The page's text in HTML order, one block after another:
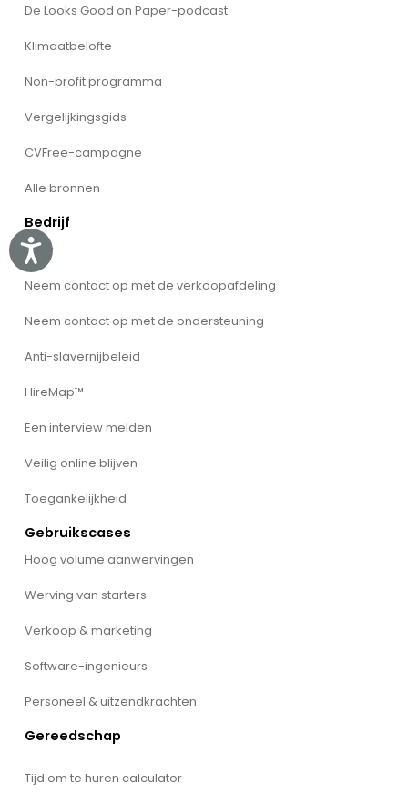
Accessibility
De Looks Good on Paper-podcast
Klimaatbelofte
Non-profit programma
Vergelijkingsgids
CVFree-campagne
Alle bronnen
Bedrijf
Over
Neem contact op met de verkoopafdeling
Neem contact op met de ondersteuning
Anti-slavernijbeleid
HireMap™
Een interview melden
Veilig online blijven
Toegankelijkheid
Gebruikscases
Hoog volume aanwervingen
Werving van starters
Verkoop & marketing
Software-ingenieurs
Personeel & uitzendkrachten
Gereedschap
Tijd om te huren calculator